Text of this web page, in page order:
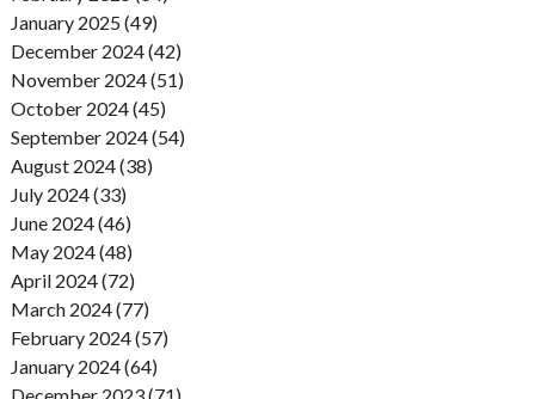
January 2025 (49)
December 2024 (42)
November 2024 (51)
October 2024 (45)
September 2024 (54)
August 2024 (38)
July 2024 (33)
June 2024 (46)
May 2024 (48)
April 2024 (72)
March 2024 (77)
February 2024 (57)
January 2024 (64)